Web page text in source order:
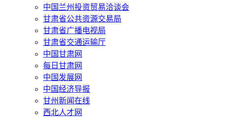
中国兰州投资贸易洽谈会
甘肃省公共资源交易局
甘肃省广播电视局
甘肃省交通运输厅
中国甘肃网
每日甘肃网
中国发展网
中国经济导报
甘州新闻在线
西北人才网